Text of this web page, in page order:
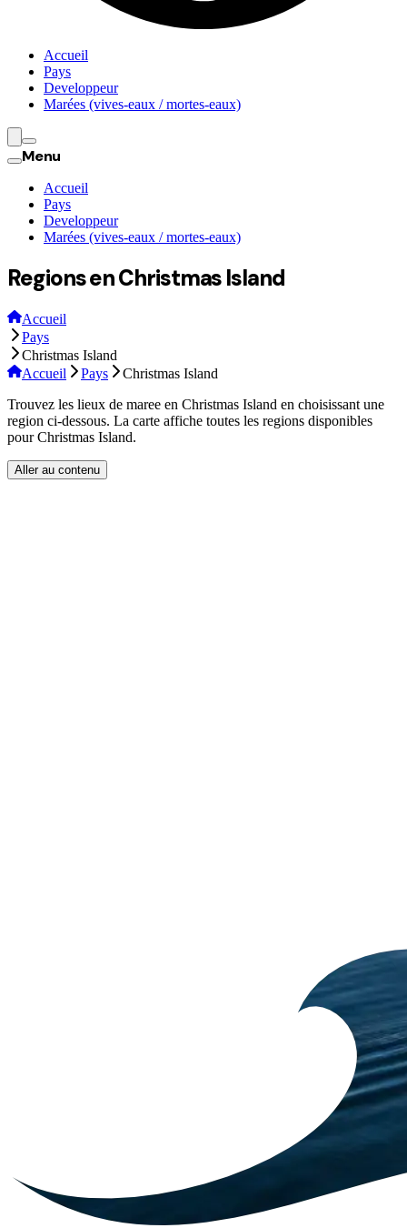
Accueil
Pays
Developpeur
Marées (vives-eaux / mortes-eaux)
Menu
Accueil
Pays
Developpeur
Marées (vives-eaux / mortes-eaux)
Regions en Christmas Island
Accueil
Pays
Christmas Island
Accueil
Pays
Christmas Island
Trouvez les lieux de maree en Christmas Island en choisissant une
region ci-dessous. La carte affiche toutes les regions disponibles
pour Christmas Island.
Aller au contenu